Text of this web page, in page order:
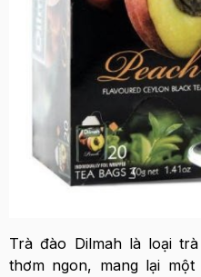
Trà đào Dilmah là loại
thơm ngon, mang lại